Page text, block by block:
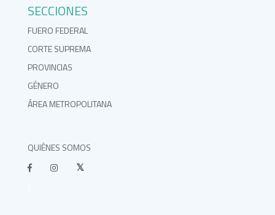
SECCIONES
FUERO FEDERAL
CORTE SUPREMA
PROVINCIAS
GÉNERO
ÁREA METROPOLITANA
QUIÉNES SOMOS